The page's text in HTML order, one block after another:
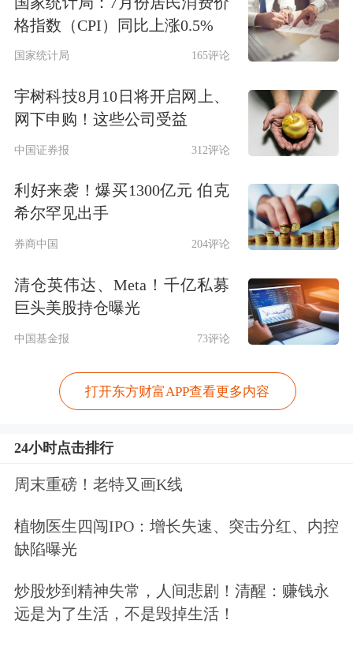
整体来看，深铁集团去年在客运量和运
营里程上的表现较为亮眼。这一成绩的
取得，是深圳城市人口流动加速与运营
效率提升的共同作用。
全国第一，这意味着每公里轨道承载的
客流量远超其他城市，单位资源利用效
2024年，深圳地铁新增了3号线四期、7
号线二期、11号线二期、12号线二期、
13号线南段等5条新线（段），新增里
程约28公里，运营总里程达595.1公
里，共18条线路，线网密度稳居全国第
一。
且城市“1公里地铁率”已高达97%，便
捷高效的轨道交通“1小时生活圈”已初
步成型。
格指数（CPI）同比上涨0.5%
国家统计局 165评论
宇树科技8月10日将开启网上、
网下申购！这些公司受益
中国证券报 312评论
利好来袭！爆买1300亿元 伯克
希尔罕见出手
券商中国 204评论
清仓英伟达、Meta！千亿私募
巨头美股持仓曝光
中国基金报 73评论
打开东方财富APP查看更多内容
24小时点击排行
周末重磅！老特又画K线
植物医生四闯IPO：增长失速、突击分红、内控
缺陷曝光
炒股炒到精神失常，人间悲剧！清醒：赚钱永
远是为了生活，不是毁掉生活！